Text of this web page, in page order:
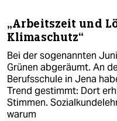
fragen & hilfe
unterstützen
abo
genossenschaft
epaper login
„Arbeitszeit und
Klimaschutz“
Bei der sogenannten
Grünen abgeräumt. An
Berufsschule in Jena
Trend gestimmt: Dort
Stimmen.
warum